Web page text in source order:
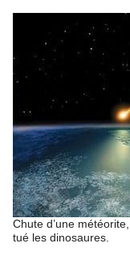
Chute d’une
tué les dinosaures.